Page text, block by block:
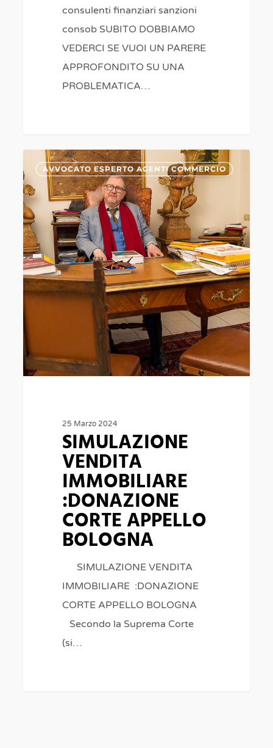
consulenti finanziari sanzioni
consob SUBITO DOBBIAMO
VEDERCI SE VUOI UN PARERE
APPROFONDITO SU UNA
PROBLEMATICA…
SIMULAZIONE
VENDITA
IMMOBILIARE
:DONAZIONE
CORTE
APPELLO
BOLOGNA
AVVOCATO ESPERTO AGENTI COMMERCIO
25 Marzo 2024
SIMULAZIONE
VENDITA
IMMOBILIARE
:DONAZIONE
CORTE APPELLO
BOLOGNA
SIMULAZIONE VENDITA
IMMOBILIARE :DONAZIONE
CORTE APPELLO BOLOGNA
Secondo la Suprema Corte
(si…
0